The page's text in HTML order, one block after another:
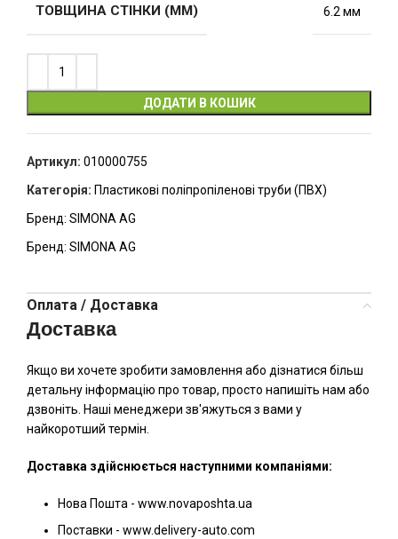
ТОВЩИНА СТІНКИ (ММ) 6.2 мм
ДОДАТИ В КОШИК
Артикул: 010000755
Категорія: Пластикові поліпропіленові труби (ПВХ)
Бренд: SIMONA AG
Бренд: SIMONA AG
Оплата / Доставка
Доставка
Якщо ви хочете зробити замовлення або дізнатися більш
детальну інформацію про товар, просто напишіть нам або
дзвоніть. Наші менеджери зв'яжуться з вами у
найкоротший термін.
Доставка здійснюється наступними компаніями:
Нова Пошта - www.novaposhta.ua
Поставки - www.delivery-auto.com